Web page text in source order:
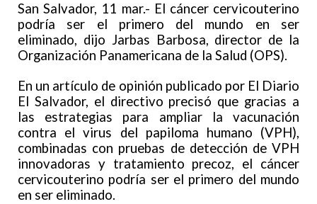
San Salvador, 11 mar.- El cáncer cervicouterino
podría ser el primero del mundo en ser
eliminado, dijo Jarbas Barbosa, director de la
Organización Panamericana de la Salud (OPS).
En un artículo de opinión publicado por El Diario
El Salvador, el directivo precisó que gracias a
las estrategias para ampliar la vacunación
contra el virus del papiloma humano (VPH),
combinadas con pruebas de detección de VPH
innovadoras y tratamiento precoz, el cáncer
cervicouterino podría ser el primero del mundo
en ser eliminado.